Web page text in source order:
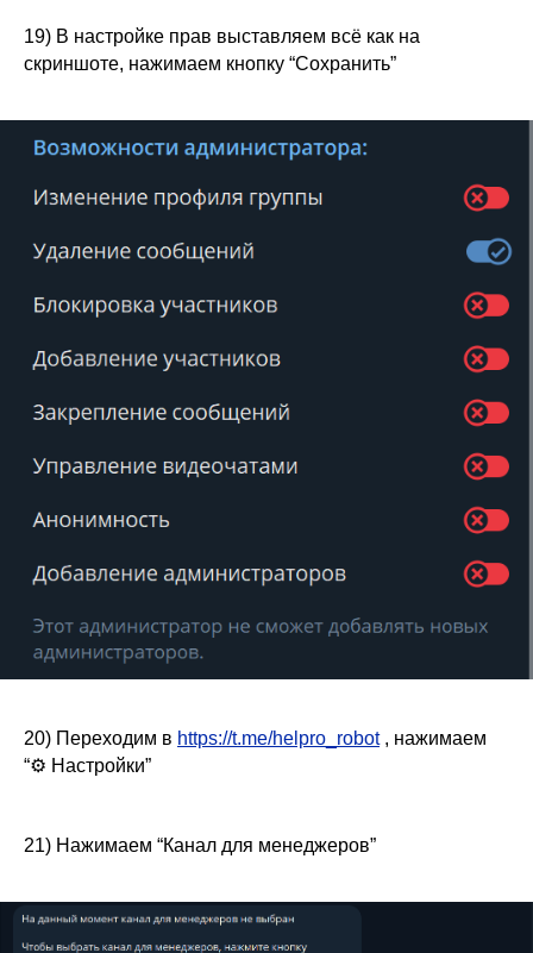
19) В настройке прав выставляем всё как на
скриншоте, нажимаем кнопку “Сохранить”
20) Переходим в https://t.me/helpro_robot, нажимаем
“⚙️ Настройки”
21) Нажимаем “Канал для менеджеров”